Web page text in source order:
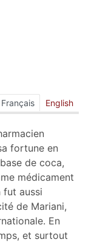
Français English
fortune en
de coca,
médicament
fut aussi
de Mariani,
En
et surtout